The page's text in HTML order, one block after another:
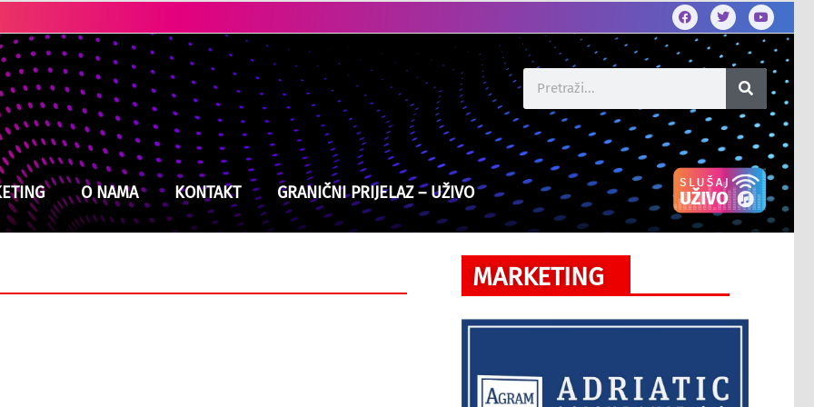
O NAMA KONTAKT GRANIČNI PRIJELAZ – UŽIVO
MARKETING